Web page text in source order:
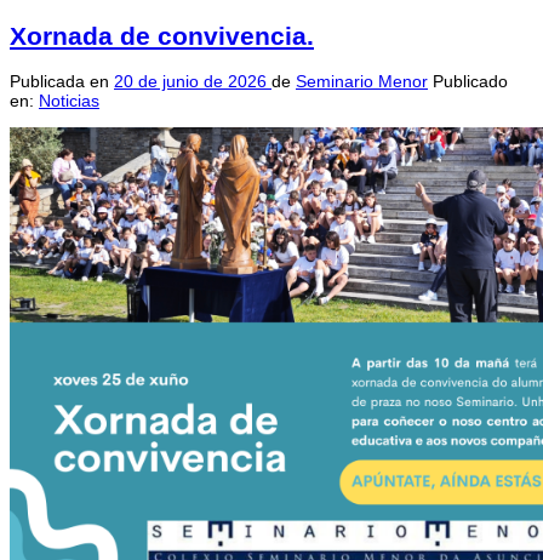
Xornada de convivencia.
Publicada en 20 de junio de 2026 de Seminario Menor Publicado
en: Noticias